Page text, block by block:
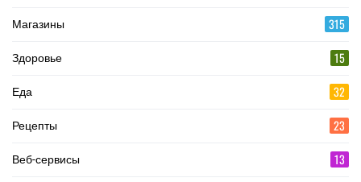
Магазины 315
Здоровье 15
Еда 32
Рецепты 23
Веб-сервисы 13